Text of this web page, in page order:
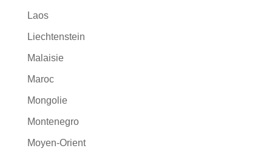
Laos
Liechtenstein
Malaisie
Maroc
Mongolie
Montenegro
Moyen-Orient